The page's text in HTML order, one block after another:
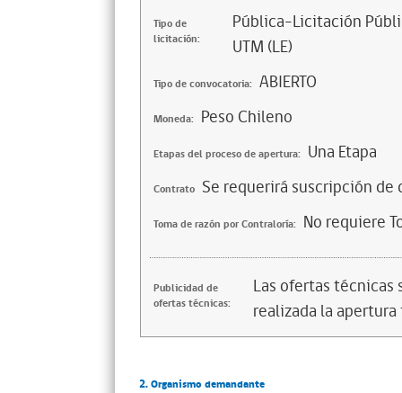
Tipo de
licitación:
Pública-Licitación
UTM (LE)
Tipo de convocatoria: ABIERTO
Moneda: Peso Chileno
Etapas del proceso de apertura: Una Etapa
Contrato Se requerirá suscripción
Toma de razón por Contraloría: No requiere
Publicidad de
ofertas técnicas:
Las ofertas
realizada la
2. Organismo demandante